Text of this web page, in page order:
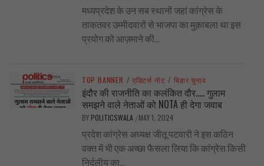
मध्यप्रदेश के उन सब स्थानों जहां कांग्रेस के
ताकतवर उम्मीदवारों से भाजपा का मुक़ाबला था इस
प्रयोग को आज़माने की...
TOP BANNER / एडिटर्स नोट / बिहार चुनाव
इंदौर की राजनीति का कलंकित दौर….. गुलाम
समझने वाले नेताओं को NOTA ही देगा जवाब
BY POLITICSWALA / MAY 1, 2024
प्रदेश कांग्रेस अध्यक्ष जीतू पटवारी ने इस कठिन
वक्त में भी एक अच्छा फैसला लिया कि कांग्रेस किसी
निर्दलीय का...